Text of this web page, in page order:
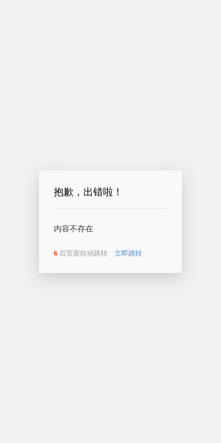
抱歉，出错啦！
内容不存在
6 后页面自动跳转 立即跳转